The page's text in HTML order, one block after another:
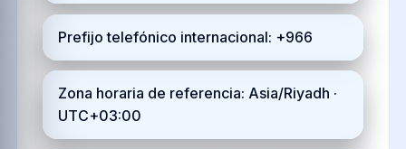
Prefijo telefónico internacional: +966
Zona horaria de referencia: Asia/Riyadh ·
UTC+03:00